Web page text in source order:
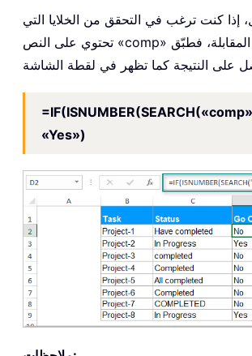
إذا كنت ترغب في التحقق من الخلايا التي
تحتوي على النص «comp» ثم إرجاع القيم المقابلة، فطبّق
«Yes»)